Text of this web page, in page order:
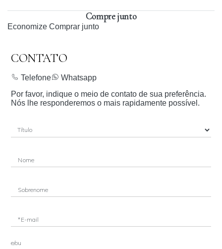
Compre junto
Economize Comprar junto
CONTATO
Telefone
Whatsapp
Por favor, indique o meio de contato de sua preferência.
Nós lhe responderemos o mais rapidamente possível.
Nome
Sobrenome
*E-mail
e/ou